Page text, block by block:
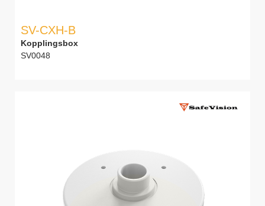
SV-CXH-B
Kopplingsbox
SV0048